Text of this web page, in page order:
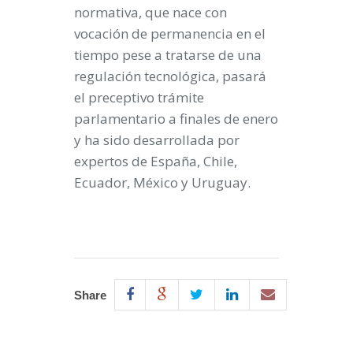
normativa, que nace con
vocación de permanencia en el
tiempo pese a tratarse de una
regulación tecnológica, pasará
el preceptivo trámite
parlamentario a finales de enero
y ha sido desarrollada por
expertos de España, Chile,
Ecuador, México y Uruguay.
Share